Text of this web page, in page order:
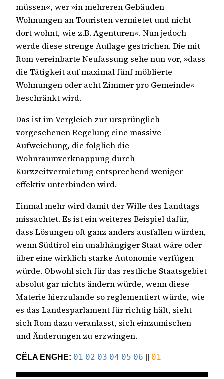
müssen«, wer »in mehreren Gebäuden
Wohnungen an Touristen vermietet und nicht
dort wohnt, wie z.B. Agenturen«. Nun jedoch
werde diese strenge Auflage gestrichen. Die mit
Rom vereinbarte Neufassung sehe nun vor, »dass
die Tätigkeit auf maximal fünf möblierte
Wohnungen oder acht Zimmer pro Gemeinde«
beschränkt wird.
Das ist im Vergleich zur ursprünglich
vorgesehenen Regelung eine massive
Aufweichung, die folglich die
Wohnraumverknappung durch
Kurzzeitvermietung entsprechend weniger
effektiv unterbinden wird.
Einmal mehr wird damit der Wille des Landtags
missachtet. Es ist ein weiteres Beispiel dafür,
dass Lösungen oft ganz anders ausfallen würden,
wenn Südtirol ein unabhängiger Staat wäre oder
über eine wirklich starke Autonomie verfügen
würde. Obwohl sich für das restliche Staatsgebiet
absolut gar nichts ändern würde, wenn diese
Materie hierzulande so reglementiert würde, wie
es das Landesparlament für richtig hält, sieht
sich Rom dazu veranlasst, sich einzumischen
und Änderungen zu erzwingen.
CËLA ENGHE: 01 02 03 04 05 06 || 01